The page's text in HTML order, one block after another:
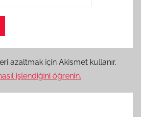
azaltmak için Akismet kullanır.
işlendiğini öğrenin.